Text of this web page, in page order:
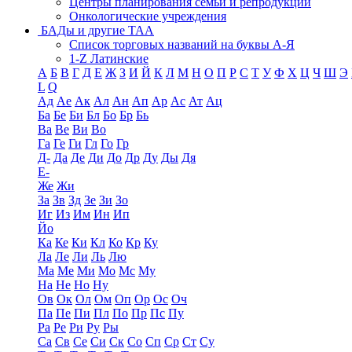
Онкологические учреждения
БАДы и другие ТАА
Список торговых названий на буквы А-Я
1-Z Латинские
А Б В Г Д Е Ж З И Й К Л М Н О П Р С Т У Ф Х Ц Ч Ш Э
L Q
Ад Ае Ак Ал Ан Ап Ар Ас Ат Ац
Ба Бе Би Бл Бо Бр Бь
Ва Ве Ви Во
Га Ге Ги Гл Го Гр
Д- Да Де Ди До Др Ду Ды Дя
Е-
Же Жи
За Зв Зд Зе Зи Зо
Иг Из Им Ин Ип
Йо
Ка Ке Ки Кл Ко Кр Ку
Ла Ле Ли Ль Лю
Ма Ме Ми Мо Мс Му
На Не Но Ну
Ов Ок Ол Ом Оп Ор Ос Оч
Па Пе Пи Пл По Пр Пс Пу
Ра Ре Ри Ру Ры
Са Св Се Си Ск Со Сп Ср Ст Су